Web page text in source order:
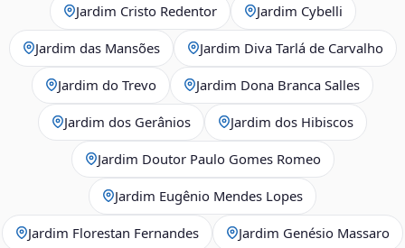
Jardim Cristo Redentor Jardim Cybelli
Jardim das Mansões Jardim Diva Tarlá de Carvalho
Jardim do Trevo Jardim Dona Branca Salles
Jardim dos Gerânios Jardim dos Hibiscos
Jardim Doutor Paulo Gomes Romeo
Jardim Eugênio Mendes Lopes
Jardim Florestan Fernandes Jardim Genésio Massaro